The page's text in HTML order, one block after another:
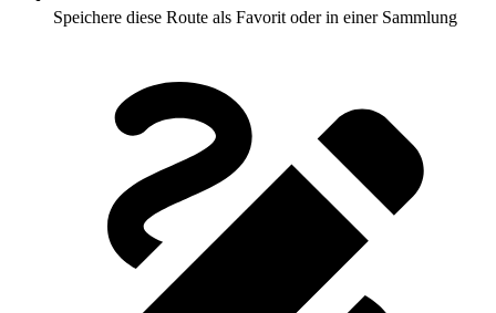
Speichere diese Route als Favorit oder in einer Sammlung